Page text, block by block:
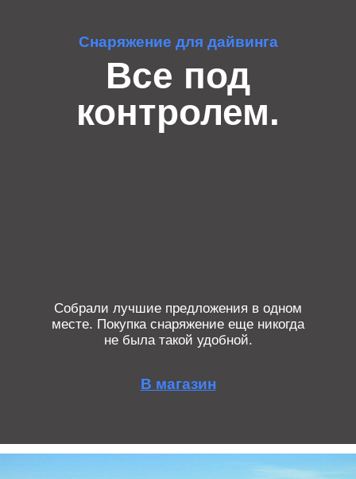
Все под
контролем.
Собрали лучшие предложения в одном
месте. Покупка снаряжение еще никогда
не была такой удобной.
Снаряжение для дайвинга
В магазин